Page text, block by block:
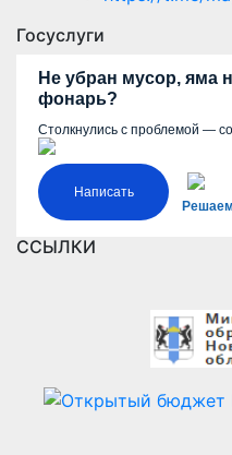
Госуслуги
Не убран мусор, яма
фонарь?
Столкнулись с проблемой —
Написать
ССЫЛКИ